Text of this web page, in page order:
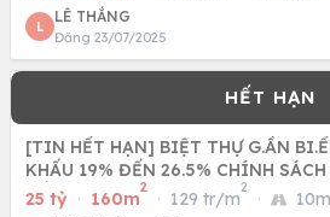
L
LÊ THẮNG
Đăng 23/07/2025
[TIN HẾT HẠN] BIỆT THỰ G.ẦN BI.ỂN VIN OCP2, CHIẾT
KHẤU 19% ĐẾN 26.5% CHÍNH
SỐ LƯỢNG CÓ HẠN
25 tỷ · 160m
2
· 129 tr/m
2
· 10m